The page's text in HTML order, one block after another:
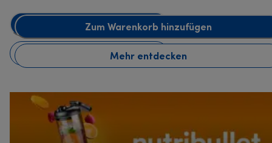
Zum Warenkorb hinzufügen
Mehr entdecken
Zum Warenkorb hinzufügen
Mehr entdecken